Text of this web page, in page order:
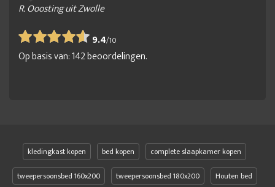
R. Ooosting uit Zwolle
9.4/10
Op basis van:142beoordelingen.
kledingkast kopen bed kopen
complete slaapkamer kopen
tweepersoonsbed 160x200
tweepersoonsbed 180x200 Houten bed